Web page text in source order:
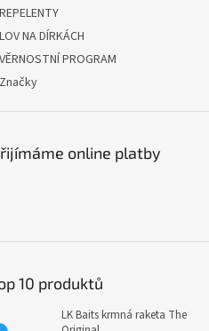
REPELENTY
LOV NA DÍRKÁCH
VĚRNOSTNÍ PROGRAM
Značky
online platby
10 produktů
LK Baits krmná raketa The